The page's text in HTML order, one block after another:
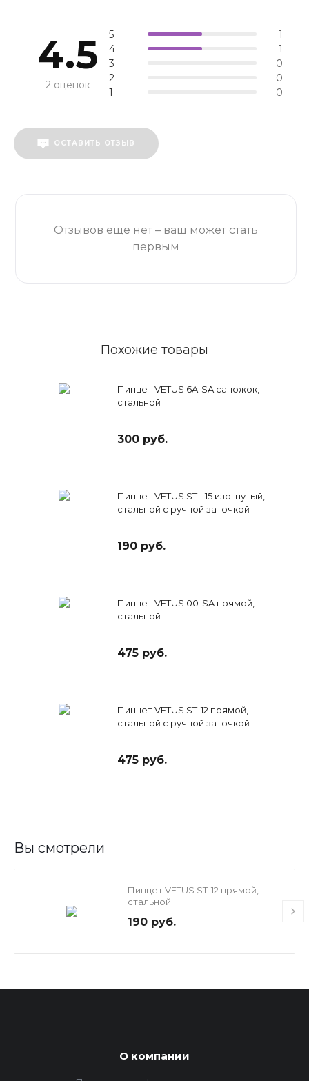
4.5
2 оценок
5
1
4
1
3
0
2
0
1
0
ОСТАВИТЬ ОТЗЫВ
Отзывов ещё нет – ваш может стать
первым
Похожие товары
Пинцет VETUS 6A-SA сапожок,
стальной
300 руб.
Пинцет VETUS ST - 15 изогнутый,
стальной с ручной заточкой
190 руб.
Пинцет VETUS 00-SA прямой,
стальной
475 руб.
Пинцет VETUS ST-12 прямой,
стальной с ручной заточкой
475 руб.
Вы смотрели
Пинцет VETUS ST-12 прямой,
стальной
190 руб.
О компании